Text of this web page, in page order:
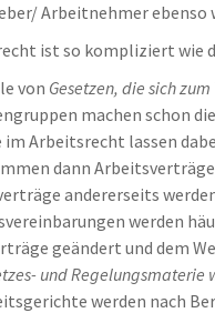
Arbeitnehmer ebenso
ist so kompliziert wie
von Gesetzen, die sich
machen schon
im Arbeitsrecht lassen
dann
andererseits
werden
geändert und dem
und
werden nach